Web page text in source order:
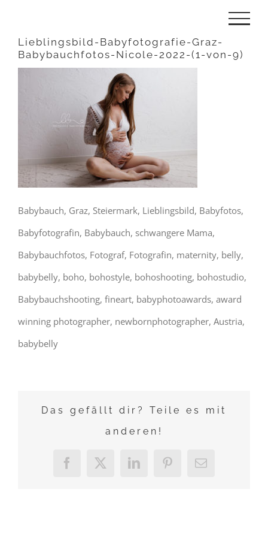
springen
Lieblingsbild-Babyfotografie-Graz-
Babybauchfotos-Nicole-2022-(1-von-9)
Babybauch, Graz, Steiermark, Lieblingsbild, Babyfotos,
Babyfotografin, Babybauch, schwangere Mama,
Babybauchfotos, Fotograf, Fotografin, maternity, belly,
babybelly, boho, bohostyle, bohoshooting, bohostudio,
Babybauchshooting, fineart, babyphotoawards, award
winning photographer, newbornphotographer, Austria,
babybelly
Das gefällt dir? Teile es mit
anderen!
Facebook
X LinkedInPinterest
E-